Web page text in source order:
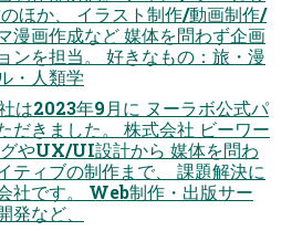
ほか、 イラスト制作/動画制作/
漫画作成など 媒体を問わず企画
ンを担当。 好きなもの：旅・漫
・人類学
は2023年9月に ヌーラボ公式パ
だきました。 株式会社 ビーワー
やUX/UI設計から 媒体を問わ
ティブの制作まで、 課題解決に
社です。 Web制作・出版サー
発など、